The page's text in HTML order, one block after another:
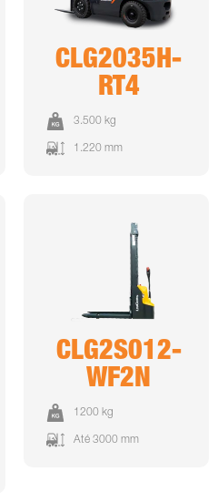
CLG2035H-
RT4
3.500 kg
1.220 mm
CLG2S012-
WF2N
1200 kg
Até 3000 mm